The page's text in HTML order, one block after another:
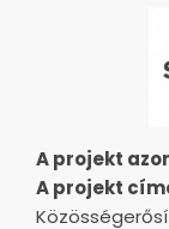
A projekt
A projekt